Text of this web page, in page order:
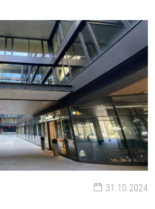
31.10.2024